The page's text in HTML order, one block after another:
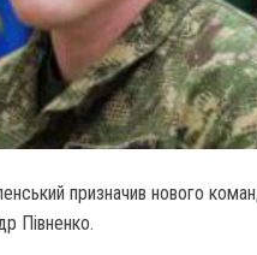
призначив нового
Півненко.